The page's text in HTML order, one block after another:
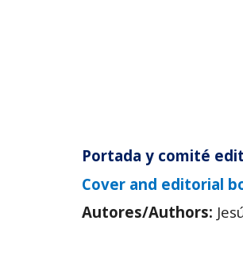
Portada y comité
Cover and editorial
Autores/Authors: